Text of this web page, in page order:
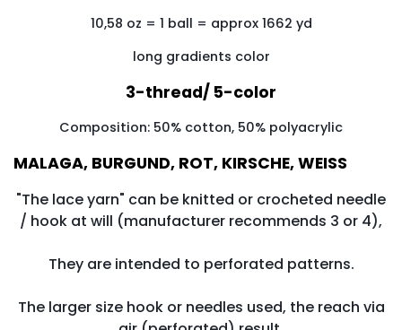
10,58 oz = 1 ball = approx 1662 yd
long gradients color
3-thread/ 5-color
Composition: 50% cotton, 50% polyacrylic
MALAGA, BURGUND, ROT, KIRSCHE, WEISS
"The lace yarn" can be knitted or crocheted needle
/ hook at will (manufacturer recommends 3 or 4),
They are intended to perforated patterns.
The larger size hook or needles used, the reach via